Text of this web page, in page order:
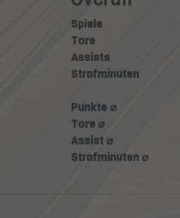
Spiele
Tore
Assists
Strafminuten
Punkte ⌀
Tore ⌀
Assist ⌀
Strafminuten ⌀